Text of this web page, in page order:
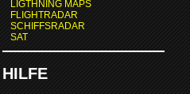
LIGTHNING MAPS
FLIGHTRADAR
SCHIFFSRADAR
SAT
HILFE